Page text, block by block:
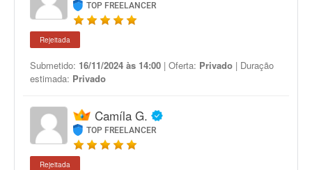
TOP FREELANCER
Rejeitada
Submetido: 16/11/2024 às 14:00 | Oferta: Privado | Duração
estimada: Privado
Camíla G.
TOP FREELANCER
Rejeitada